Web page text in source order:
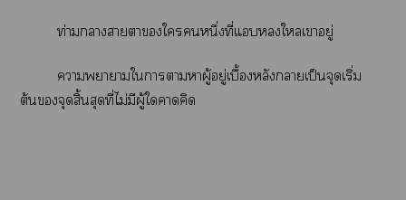
ท่ามกลางาาใหนึ่งที่แใเาอยู่
าาาใาาาผู้อยู่เบื้องหลังาเป็นจุดเริ่ม
ต้นจุดสิ้นสุดที่ไม่มีผู้ใาคิด